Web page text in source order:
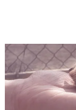
de
hoofdinhoud